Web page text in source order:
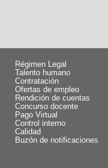
Régimen Legal
Talento humano
Contratación
Ofertas de empleo
Rendición de cuentas
Concurso docente
Pago Virtual
Control interno
Calidad
Buzón de notificaciones